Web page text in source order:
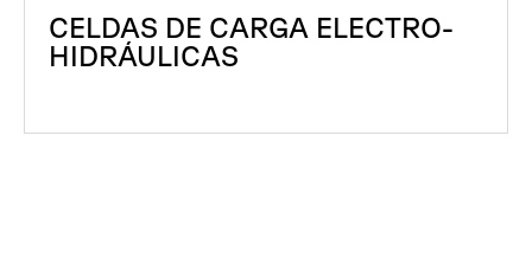
CELDAS DE CARGA ELECTRO-
HIDRÁULICAS